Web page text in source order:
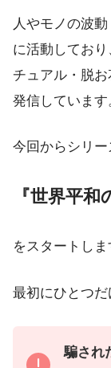
人やモノの波
に活動してお
チュアル・脱
発信しています
今回からシリー
『世界平和
をスタートしま
最初にひとつだ
騙され